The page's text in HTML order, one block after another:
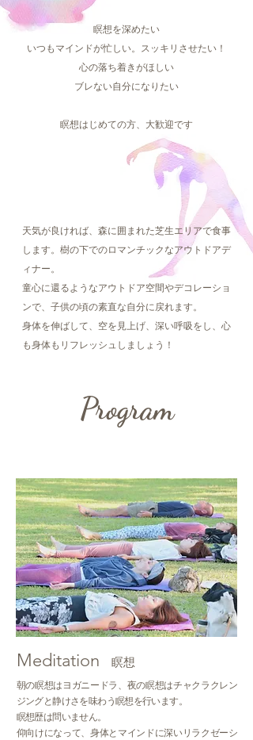
瞑想を深めたい
いつもマインドが忙しい。スッキリさせたい！
心の落ち着きがほしい
ブレない自分になりたい
瞑想はじめての方、大歓迎です
天気が良ければ、森に囲まれた芝生エリアで食事
します。樹の下でのロマンチックなアウトドアデ
ィナー。
童心に還るようなアウトドア空間やデコレーショ
ンで、子供の頃の素直な自分に戻れます。
身体を伸ばして、空を見上げ、深い呼吸をし、心
も身体もリフレッシュしましょう！
Program
Meditation 瞑想
朝の瞑想はヨガニードラ、夜の瞑想はチャクラクレン
ジングと静けさを味わう瞑想を行います。
瞑想歴は問いません。
仰向けになって、身体とマインドに深いリラクゼーシ